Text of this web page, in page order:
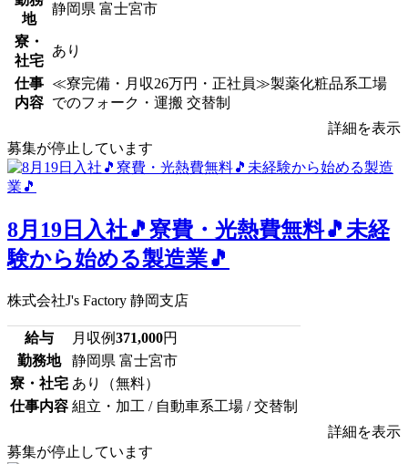
地
静岡県 富士宮市
寮・
社宅
あり
仕事
内容
≪寮完備・月収26万円・正社員≫製薬化粧品系工場
でのフォーク・運搬 交替制
詳細を表示
募集が停止しています
8月19日入社🎵寮費・光熱費無料🎵未経
験から始める製造業🎵
株式会社J's Factory 静岡支店
給与 月収例371,000円
勤務地
静岡県 富士宮市
寮・社宅 あり（無料）
仕事内容 組立・加工 / 自動車系工場 / 交替制
詳細を表示
募集が停止しています